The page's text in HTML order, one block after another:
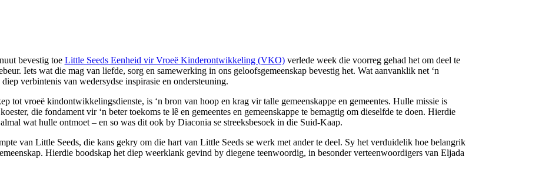
bevestig toe Little Seeds Eenheid vir Vroeë Kinderontwikkeling (VKO)verlede week die voorreg gehad het om deel te
Iets wat die mag van liefde, sorg en samewerking in ons geloofsgemeenskap bevestig het. Wat aanvanklik net ‘n
verbintenis van wedersydse inspirasie en ondersteuning.
tot vroeë kindontwikkelingsdienste, is ‘n bron van hoop en krag vir talle gemeenskappe en gemeentes. Hulle missie is
die fondament vir ‘n beter toekoms te lê en gemeentes en gemeenskappe te bemagtig om dieselfde te doen. Hierdie
wat hulle ontmoet – en so was dit ook by Diaconia se streeksbesoek in die Suid-Kaap.
van Little Seeds, die kans gekry om die hart van Little Seeds se werk met ander te deel. Sy het verduidelik hoe belangrik
Hierdie boodskap het diep weerklank gevind by diegene teenwoordig, in besonder verteenwoordigers van Eljada